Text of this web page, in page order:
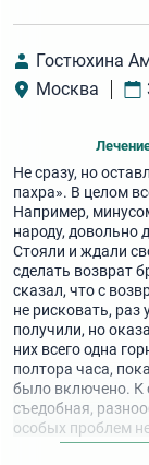
Гостюхина
Москва
Не сразу, но
пахра». В целом
Например,
народу, довольно
Стояли и ждали
сделать возврат
сказал, что с
не рисковать, раз
получили, но
них всего одна
полтора часа,
было включено. К
съедобная,
особых проблем
персонал